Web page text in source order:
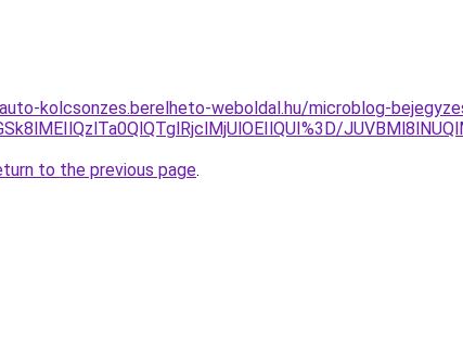
kolcsonzes.berelheto-weboldal.hu/microblog-
to the previous page.